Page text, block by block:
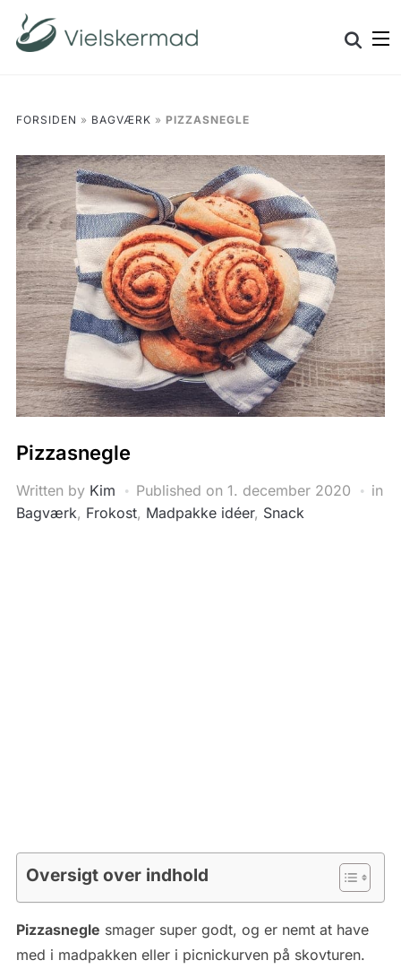
Skip
content
Search
for:
FORSIDEN » BAGVÆRK » PIZZASNEGLE
Pizzasnegle
Written by Kim Published on 1. december 2020
in
Bagværk, Frokost, Madpakke idéer, Snack
Oversigt over indhold
Pizzasnegle smager super godt, og er nemt at have
med i madpakken eller i picnickurven på skovturen.